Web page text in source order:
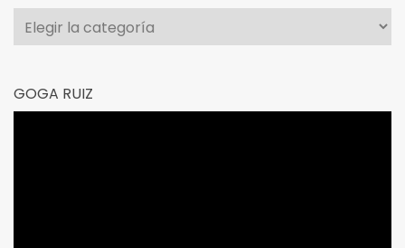
Categorías
GOGA RUIZ